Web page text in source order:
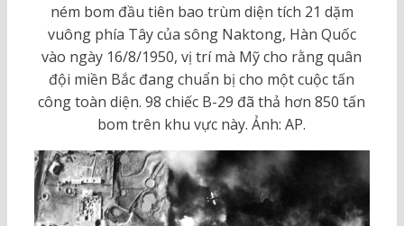
ném bom đầu tiên bao trùm diện tích 21 dặm
vuông phía Tây của sông Naktong, Hàn Quốc
vào ngày 16/8/1950, vị trí mà Mỹ cho rằng quân
đội miền Bắc đang chuẩn bị cho một cuộc tấn
công toàn diện. 98 chiếc B-29 đã thả hơn 850 tấn
bom trên khu vực này. Ảnh: AP.